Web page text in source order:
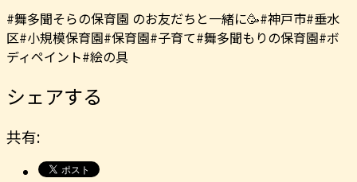
#舞多聞そらの保育園 のお友だちと一緒に🥳#神戸市#垂水
区#小規模保育園#保育園#子育て#舞多聞もりの保育園#ボ
ディペイント#絵の具
シェアする
共有: